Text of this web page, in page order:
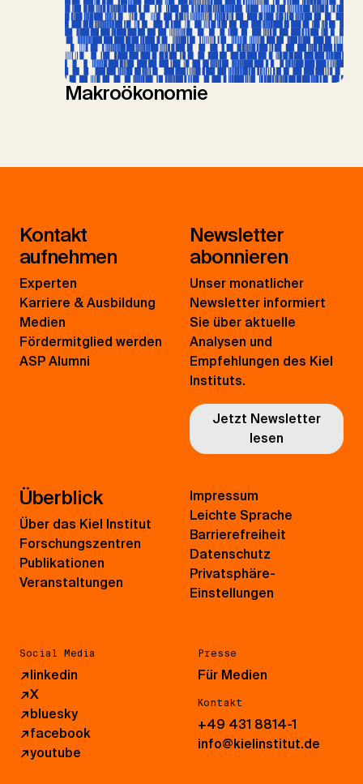
Makroökonomie
Kontakt
aufnehmen
Experten
Karriere & Ausbildung
Medien
Fördermitglied werden
ASP Alumni
Newsletter
abonnieren
Unser monatlicher
Newsletter informiert
Sie über aktuelle
Analysen und
Empfehlungen des Kiel
Instituts.
Jetzt Newsletter
lesen
Überblick
Über das Kiel Institut
Forschungszentren
Publikationen
Veranstaltungen
Social Media
↗linkedin
↗X
↗bluesky
↗facebook
↗youtube
Presse
Für Medien
Kontakt
+49 431 8814-1
info@kielinstitut.de
Impressum
Leichte Sprache
Barrierefreiheit
Datenschutz
Privatsphäre-
Einstellungen